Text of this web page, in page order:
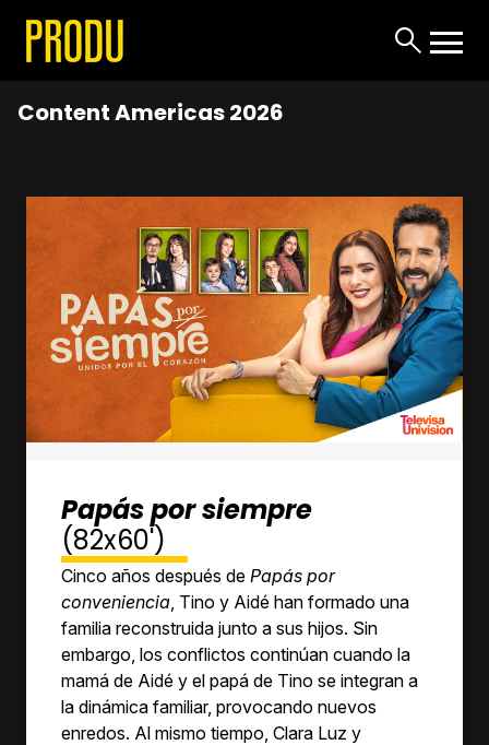
Content Americas 2026
Papás por siempre
(82x60')
Cinco años después de Papás por
conveniencia, Tino y Aidé han formado una
familia reconstruida junto a sus hijos. Sin
embargo, los conflictos continúan cuando la
mamá de Aidé y el papá de Tino se integran a
la dinámica familiar, provocando nuevos
enredos. Al mismo tiempo, Clara Luz y